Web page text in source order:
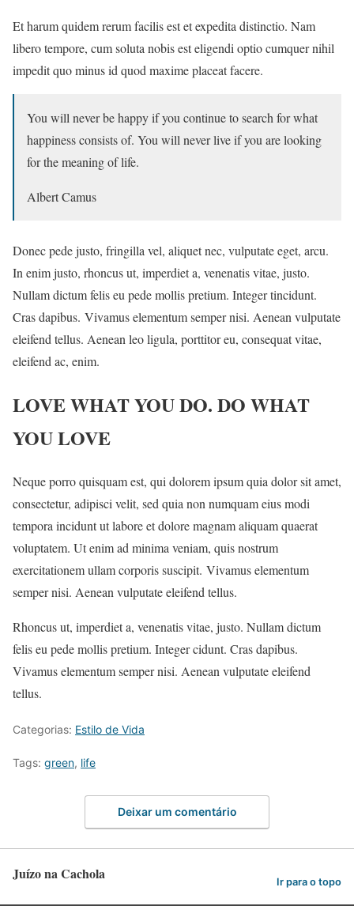
Et harum quidem rerum facilis est et expedita distinctio. Nam
libero tempore, cum soluta nobis est eligendi optio cumquer nihil
impedit quo minus id quod maxime placeat facere.
You will never be happy if you continue to search for what
happiness consists of. You will never live if you are looking
for the meaning of life.
Albert Camus
Donec pede justo, fringilla vel, aliquet nec, vulputate eget, arcu.
In enim justo, rhoncus ut, imperdiet a, venenatis vitae, justo.
Nullam dictum felis eu pede mollis pretium. Integer tincidunt.
Cras dapibus. Vivamus elementum semper nisi. Aenean vulputate
eleifend tellus. Aenean leo ligula, porttitor eu, consequat vitae,
eleifend ac, enim.
LOVE WHAT YOU DO. DO WHAT
YOU LOVE
Neque porro quisquam est, qui dolorem ipsum quia dolor sit amet,
consectetur, adipisci velit, sed quia non numquam eius modi
tempora incidunt ut labore et dolore magnam aliquam quaerat
voluptatem. Ut enim ad minima veniam, quis nostrum
exercitationem ullam corporis suscipit. Vivamus elementum
semper nisi. Aenean vulputate eleifend tellus.
Rhoncus ut, imperdiet a, venenatis vitae, justo. Nullam dictum
felis eu pede mollis pretium. Integer cidunt. Cras dapibus.
Vivamus elementum semper nisi. Aenean vulputate eleifend
tellus.
Categorias: Estilo de Vida
Tags: green, life
Deixar um comentário
Juízo na Cachola Ir para o topo